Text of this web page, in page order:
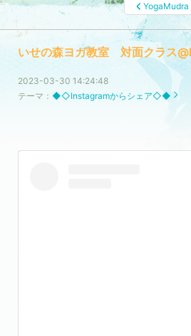
いせの森ヨガ教室 対面クラス
2023-03-30 14:24:48
テーマ： ◆◇Instagramからシェア◇◆